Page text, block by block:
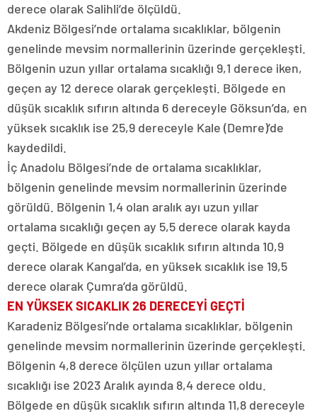
derece olarak Salihli’de ölçüldü.
Akdeniz Bölgesi’nde ortalama sıcaklıklar, bölgenin
genelinde mevsim normallerinin üzerinde gerçekleşti.
Bölgenin uzun yıllar ortalama sıcaklığı 9,1 derece iken,
geçen ay 12 derece olarak gerçekleşti. Bölgede en
düşük sıcaklık sıfırın altında 6 dereceyle Göksun’da, en
yüksek sıcaklık ise 25,9 dereceyle Kale (Demre)’de
kaydedildi.
İç Anadolu Bölgesi’nde de ortalama sıcaklıklar,
bölgenin genelinde mevsim normallerinin üzerinde
görüldü. Bölgenin 1,4 olan aralık ayı uzun yıllar
ortalama sıcaklığı geçen ay 5,5 derece olarak kayda
geçti. Bölgede en düşük sıcaklık sıfırın altında 10,9
derece olarak Kangal’da, en yüksek sıcaklık ise 19,5
derece olarak Çumra’da görüldü.
EN YÜKSEK SICAKLIK 26 DERECEYİ GEÇTİ
Karadeniz Bölgesi’nde ortalama sıcaklıklar, bölgenin
genelinde mevsim normallerinin üzerinde gerçekleşti.
Bölgenin 4,8 derece ölçülen uzun yıllar ortalama
sıcaklığı ise 2023 Aralık ayında 8,4 derece oldu.
Bölgede en düşük sıcaklık sıfırın altında 11,8 dereceyle